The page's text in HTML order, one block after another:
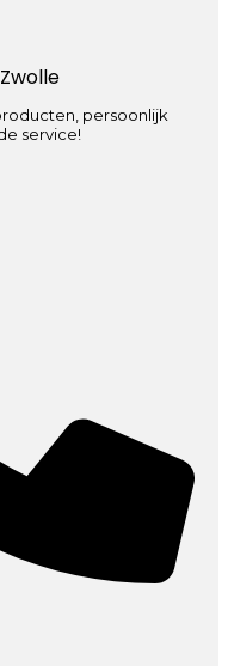
persoonlijk
service!